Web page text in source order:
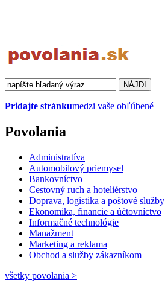
Pridajte stránkumedzi vaše obľúbené
Povolania
Administratíva
Automobilový priemysel
Bankovníctvo
Cestovný ruch a hoteliérstvo
Doprava, logistika a poštové služby
Ekonomika, financie a účtovníctvo
Informačné technológie
Manažment
Marketing a reklama
Obchod a služby zákazníkom
všetky povolania >